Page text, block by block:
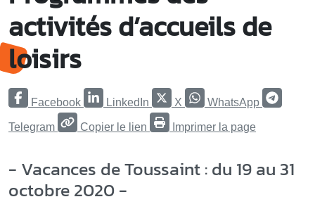
activités d’accueils de
loisirs
Facebook LinkedIn X WhatsApp
Telegram Copier le lien Imprimer la page
- Vacances de Toussaint : du 19 au 31
octobre 2020 -